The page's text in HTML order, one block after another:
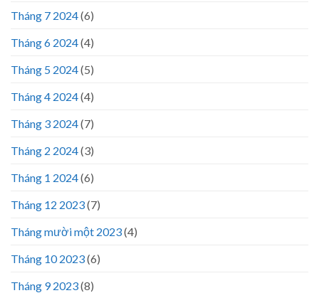
Tháng 7 2024(6)
Tháng 6 2024(4)
Tháng 5 2024(5)
Tháng 4 2024(4)
Tháng 3 2024(7)
Tháng 2 2024(3)
Tháng 1 2024(6)
Tháng 12 2023(7)
Tháng mười một 2023(4)
Tháng 10 2023(6)
Tháng 9 2023(8)